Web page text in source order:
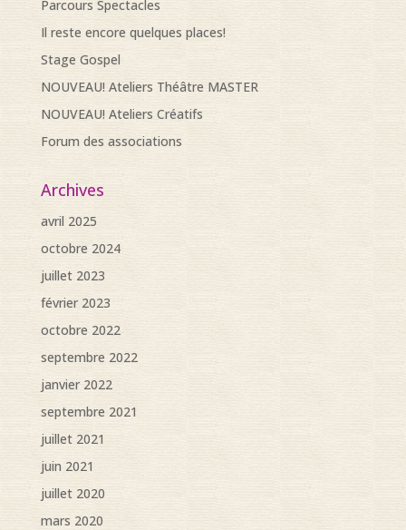
Parcours Spectacles
Il reste encore quelques places!
Stage Gospel
NOUVEAU! Ateliers Théâtre MASTER
NOUVEAU! Ateliers Créatifs
Forum des associations
Archives
avril 2025
octobre 2024
juillet 2023
février 2023
octobre 2022
septembre 2022
janvier 2022
septembre 2021
juillet 2021
juin 2021
juillet 2020
mars 2020